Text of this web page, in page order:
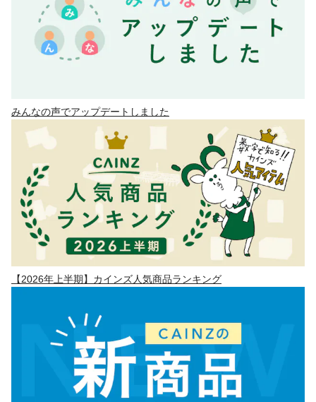
みんなの声でアップデートしました
【2026年上半期】カインズ人気商品ランキング